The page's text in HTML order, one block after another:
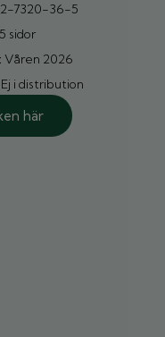
7320-36-5
sidor
Våren 2026
Ej i distribution
här